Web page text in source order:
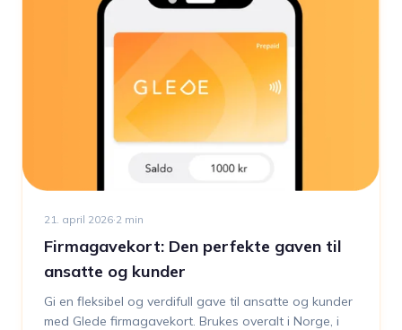
21. april 2026·2 min
Firmagavekort: Den perfekte gaven til
ansatte og kunder
Gi en fleksibel og verdifull gave til ansatte og kunder
med Glede firmagavekort. Brukes overalt i Norge, i